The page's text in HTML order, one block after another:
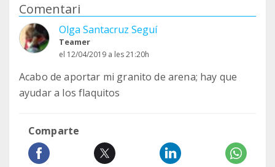
Comentari
Olga Santacruz Seguí
Teamer
el 12/04/2019 a les 21:20h
Acabo de aportar mi granito de arena; hay que
ayudar a los flaquitos
Comparte